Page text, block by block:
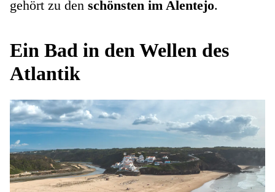
gehört zu den schönsten im Alentejo.
Ein Bad in den Wellen des
Atlantik